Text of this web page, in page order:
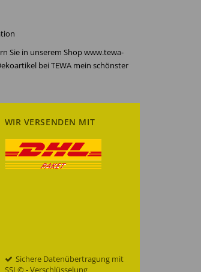
Sie in unserem Shop www.tewa-
bei TEWA mein schönster
WIR VERSENDEN MIT
Sichere Datenübertragung mit
SSL© - Verschlüsselung